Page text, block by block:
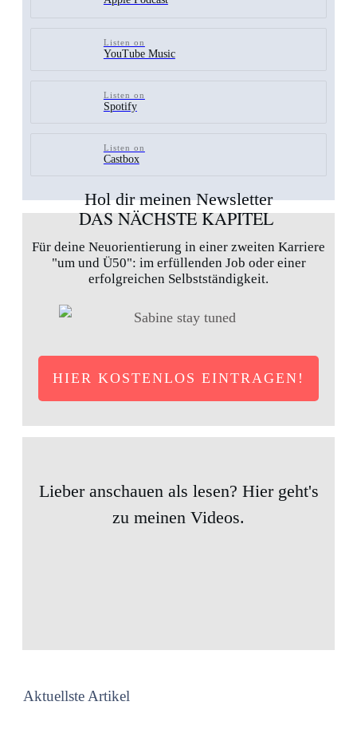
Listen on
YouTube Music
Listen on
Spotify
Listen on
Castbox
Hol dir meinen Newsletter
DAS NÄCHSTE KAPITEL
Für deine Neuorientierung in einer zweiten Karriere
"um und Ü50": im erfüllenden Job oder einer
erfolgreichen Selbstständigkeit.
HIER KOSTENLOS EINTRAGEN!
Lieber anschauen als lesen? Hier geht's
zu meinen Videos.
Aktuellste Artikel